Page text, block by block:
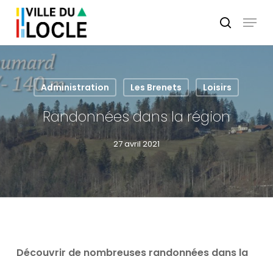
Skip
main
content
search
Menu
Administration Les Brenets Loisirs
Randonnées dans la région
27 avril 2021
Découvrir de nombreuses randonnées dans la
Menu